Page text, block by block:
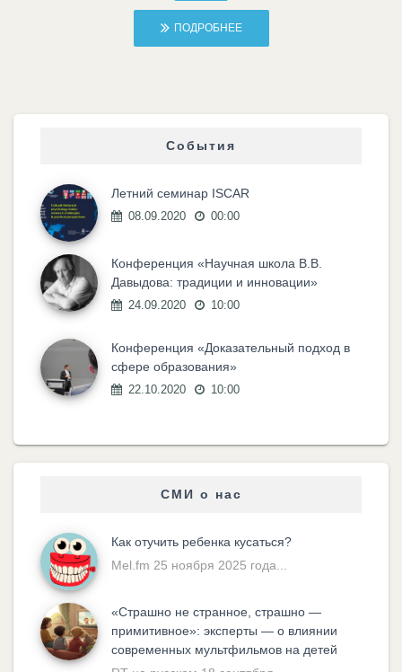
ПОДРОБНЕЕ
События
Летний семинар ISCAR
08.09.2020 00:00
Конференция «Научная школа В.В.
Давыдова: традиции и инновации»
24.09.2020 10:00
Конференция «Доказательный подход в
сфере образования»
22.10.2020 10:00
СМИ о нас
Как отучить ребенка кусаться?
Mel.fm 25 ноября 2025 года...
«Cтрашно не странное, страшно —
примитивное»: эксперты — о влиянии
современных мультфильмов на детей